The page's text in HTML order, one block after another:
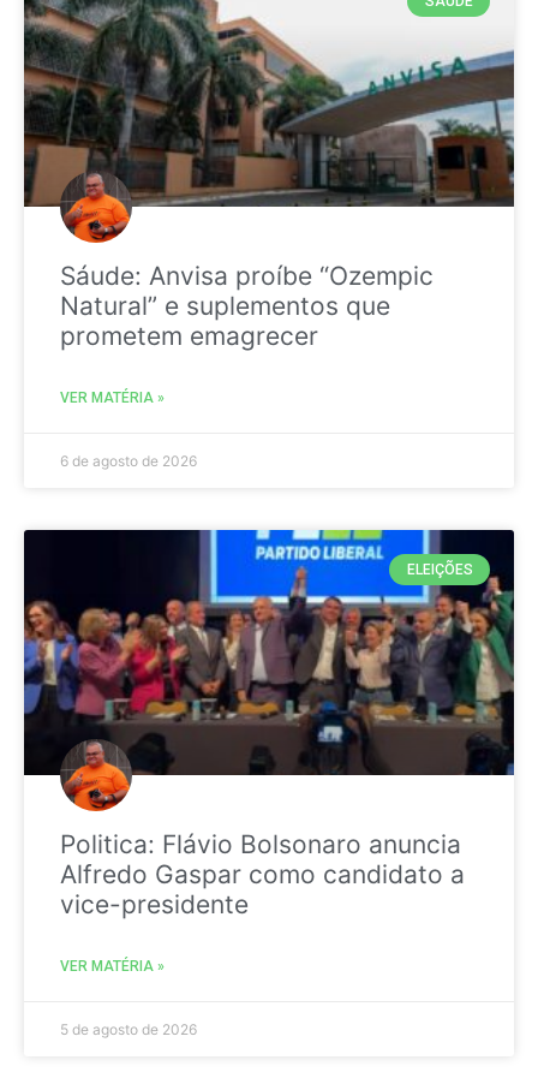
Sáude: Anvisa proíbe “Ozempic
Natural” e suplementos que
prometem emagrecer
VER MATÉRIA »
6 de agosto de 2026
ELEIÇÕES
Politica: Flávio Bolsonaro anuncia
Alfredo Gaspar como candidato a
vice-presidente
VER MATÉRIA »
5 de agosto de 2026